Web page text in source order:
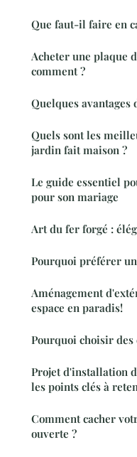
Que faut-il faire en
Acheter une plaque
comment ?
Quelques
Quels sont les
jardin fait maison ?
Le guide essentiel
pour son mariage
Art du fer forgé :
Pourquoi préférer
Aménagement
espace en paradis!
Pourquoi choisir
Projet d'installation
les points clés à
Comment cacher
ouverte ?